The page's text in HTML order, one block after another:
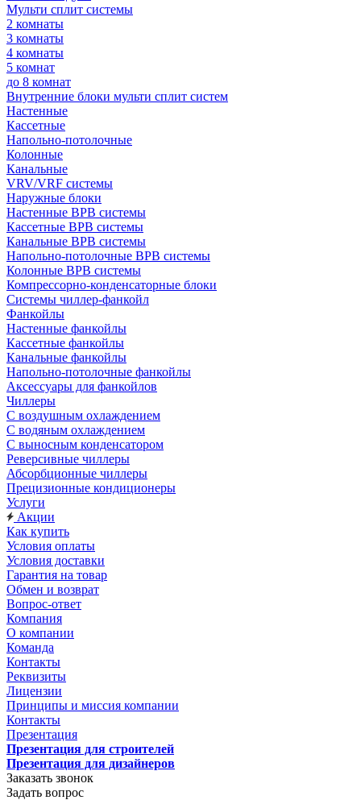
Мульти сплит системы
2 комнаты
3 комнаты
4 комнаты
5 комнат
до 8 комнат
Внутренние блоки мульти сплит систем
Настенные
Кассетные
Напольно-потолочные
Колонные
Канальные
VRV/VRF системы
Наружные блоки
Настенные ВРВ системы
Кассетные ВРВ системы
Канальные ВРВ системы
Напольно-потолочные ВРВ системы
Колонные ВРВ системы
Компрессорно-конденсаторные блоки
Системы чиллер-фанкойл
Фанкойлы
Настенные фанкойлы
Кассетные фанкойлы
Канальные фанкойлы
Напольно-потолочные фанкойлы
Аксессуары для фанкойлов
Чиллеры
С воздушным охлаждением
С водяным охлаждением
С выносным конденсатором
Реверсивные чиллеры
Абсорбционные чиллеры
Прецизионные кондиционеры
Услуги
Акции
Как купить
Условия оплаты
Условия доставки
Гарантия на товар
Обмен и возврат
Вопрос-ответ
Компания
О компании
Команда
Контакты
Реквизиты
Лицензии
Принципы и миссия компании
Контакты
Презентация
Презентация для строителей
Презентация для дизайнеров
Заказать звонок
Задать вопрос